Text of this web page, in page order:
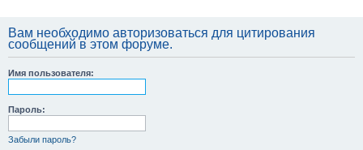
Вам необходимо авторизоваться для цитирования
сообщений в этом форуме.
Имя пользователя:
Пароль:
Забыли пароль?